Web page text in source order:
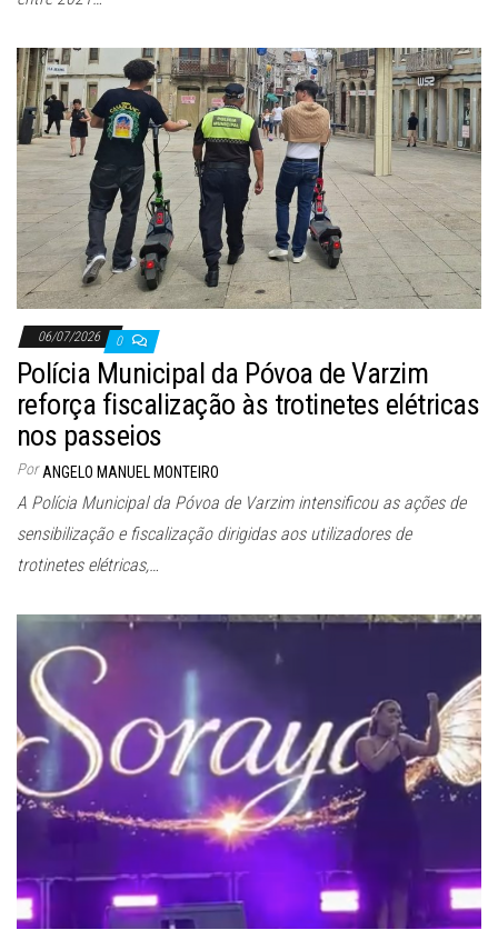
06/07/2026 0
Polícia Municipal da Póvoa de Varzim
reforça fiscalização às trotinetes elétricas
nos passeios
Por ANGELO MANUEL MONTEIRO
A Polícia Municipal da Póvoa de Varzim intensificou as ações de
sensibilização e fiscalização dirigidas aos utilizadores de
trotinetes elétricas,…